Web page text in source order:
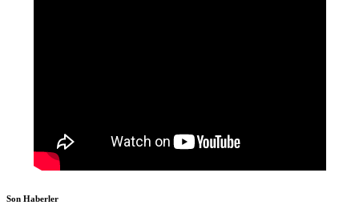
Son Haberler